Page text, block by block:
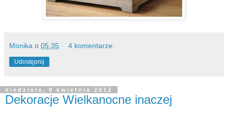
Monika o 05:35 4 komentarze:
Udostępnij
niedziela, 8 kwietnia 2012
Dekoracje Wielkanocne inaczej